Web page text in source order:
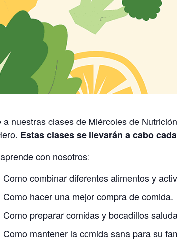
a nuestras clases de Miércoles de
Estas clases se llevarán a cabo
con nosotros:
Como combinar diferentes alimentos y
Como hacer una mejor compra de comida.
Como preparar comidas y bocadillos
Como mantener la comida sana para su